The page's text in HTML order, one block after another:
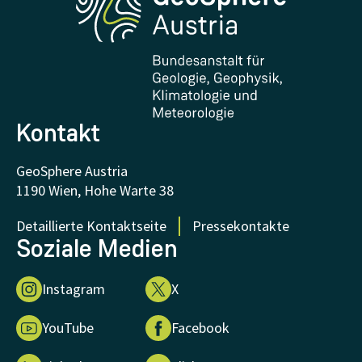
Downloads
Zertifikate und Auszeichnungen
FAQ - Häufig gestellte Fragen
Forschung unterstützen
Kontakt
GeoSphere Austria
1190 Wien, Hohe Warte 38
Detaillierte Kontaktseite
Pressekontakte
Soziale Medien
Instagram X
YouTube Facebook